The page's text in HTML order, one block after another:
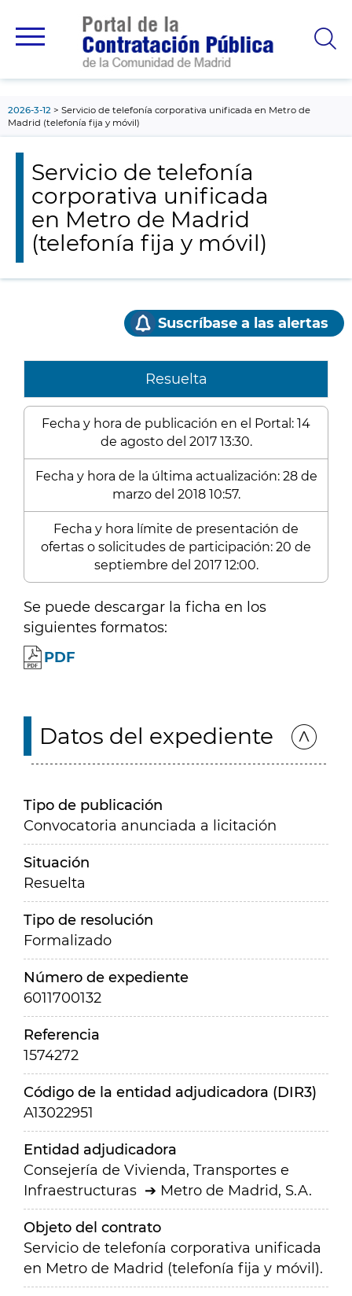
principal
2026-3-12
Servicio de telefonía corporativa unificada en Metro de
Madrid (telefonía fija y móvil)
Servicio de telefonía
corporativa unificada
en Metro de Madrid
(telefonía fija y móvil)
Suscríbase a las alertas
Resuelta
Fecha y hora de publicación en el Portal: 14
de agosto del 2017 13:30.
Fecha y hora de la última actualización: 28 de
marzo del 2018 10:57.
Fecha y hora límite de presentación de
ofertas o solicitudes de participación: 20 de
septiembre del 2017 12:00.
Se puede descargar la ficha en los
siguientes formatos:
PDF
Datos del expediente
Tipo de publicación
Convocatoria anunciada a licitación
Situación
Resuelta
Tipo de resolución
Formalizado
Número de expediente
6011700132
Referencia
1574272
Código de la entidad adjudicadora (DIR3)
A13022951
Entidad adjudicadora
Consejería de Vivienda, Transportes e
Infraestructuras
Metro de Madrid, S.A.
Objeto del contrato
Servicio de telefonía corporativa unificada
en Metro de Madrid (telefonía fija y móvil).